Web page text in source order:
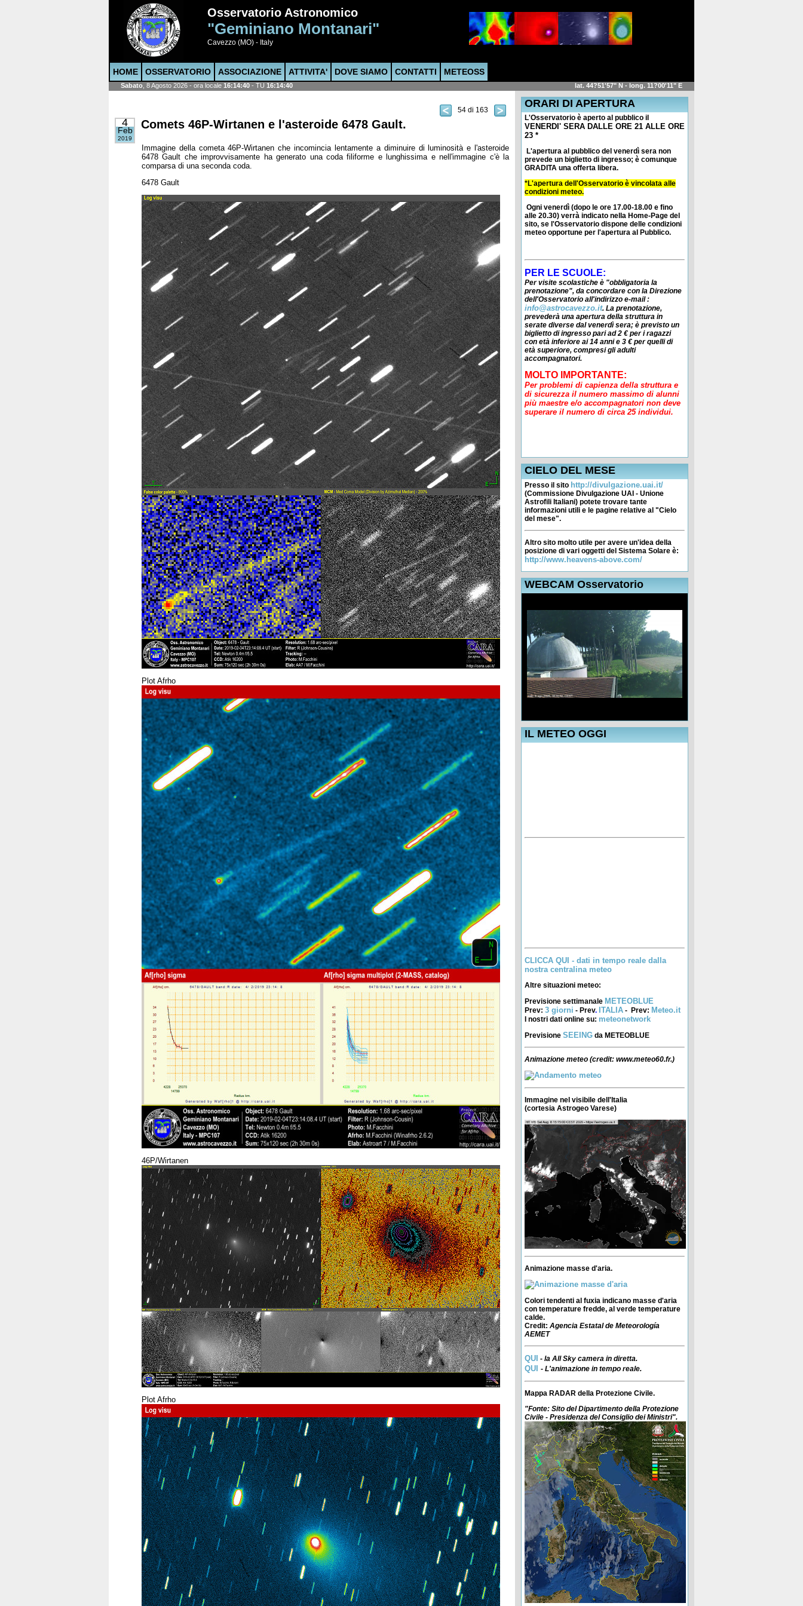
Osservatorio Astronomico
"Geminiano Montanari"
Cavezzo (MO) - Italy
HOME OSSERVATORIO ASSOCIAZIONE ATTIVITA' DOVE SIAMO CONTATTI METEOSS
Sabato , 8 Agosto 2026 - ora locale 16:14:42 - TU 16:14:42 lat. 44?51'57" N - long. 11?00'11" E
54 di 163
4
Feb
2019
Comets 46P-Wirtanen e l'asteroide 6478 Gault.
Immagine della cometa 46P-Wirtanen che incomincia lentamente a diminuire di luminosità e l'asteroide
6478 Gault che improvvisamente ha generato una coda filiforme e lunghissima e nell'immagine c'è la
comparsa di una seconda coda.
6478 Gault
Plot Afrho
46P/Wirtanen
Plot Afrho
ORARI DI APERTURA
L'Osservatorio è aperto al pubblico il
VENERDI' SERA DALLE ORE 21 ALLE ORE
23 *
L'apertura al pubblico del venerdì sera non
prevede un biglietto di ingresso; è comunque
GRADITA una offerta libera.
*L'apertura dell'Osservatorio è vincolata alle
condizioni meteo.
Ogni venerdì (dopo le ore 17.00-18.00 e fino
alle 20.30) verrà indicato nella Home-Page del
sito, se l'Osservatorio dispone delle condizioni
meteo opportune per l'apertura al Pubblico.
PER LE SCUOLE:
Per visite scolastiche è "obbligatoria la
prenotazione", da concordare con la Direzione
dell'Osservatorio all'indirizzo e-mail :
info@astrocavezzo.it. La prenotazione,
prevederà una apertura della struttura in
serate diverse dal venerdì sera; è previsto un
biglietto di ingresso pari ad 2 € per i ragazzi
con età inferiore ai 14 anni e 3 € per quelli di
età superiore, compresi gli adulti
accompagnatori.
MOLTO IMPORTANTE:
Per problemi di capienza della struttura e
di sicurezza il numero massimo di alunni
più maestre e/o accompagnatori non deve
superare il numero di circa 25 individui.
CIELO DEL MESE
Presso il sito http://divulgazione.uai.it/
(Commissione Divulgazione UAI - Unione
Astrofili Italiani) potete trovare tante
informazioni utili e le pagine relative al "Cielo
del mese".
Altro sito molto utile per avere un'idea della
posizione di vari oggetti del Sistema Solare è:
http://www.heavens-above.com/
WEBCAM Osservatorio
Cavezzo
IL METEO OGGI
CLICCA QUI - dati in tempo reale dalla
nostra centralina meteo
Altre situazioni meteo:
Previsione settimanale METEOBLUE
Prev: 3 giorni - Prev. ITALIA - Prev: Meteo.it
I nostri dati online su: meteonetwork
Previsione SEEING da METEOBLUE
Animazione meteo (credit: www.meteo60.fr.)
Immagine nel visibile dell'Italia
(cortesia Astrogeo Varese)
Animazione masse d'aria.
Colori tendenti al fuxia indicano masse d'aria
con temperature fredde, al verde temperature
calde.
Credit: Agencia Estatal de Meteorología
AEMET
QUI - la All Sky camera in diretta.
QUI - L'animazione in tempo reale.
Mappa RADAR della Protezione Civile.
"Fonte: Sito del Dipartimento della Protezione
Civile - Presidenza del Consiglio dei Ministri".